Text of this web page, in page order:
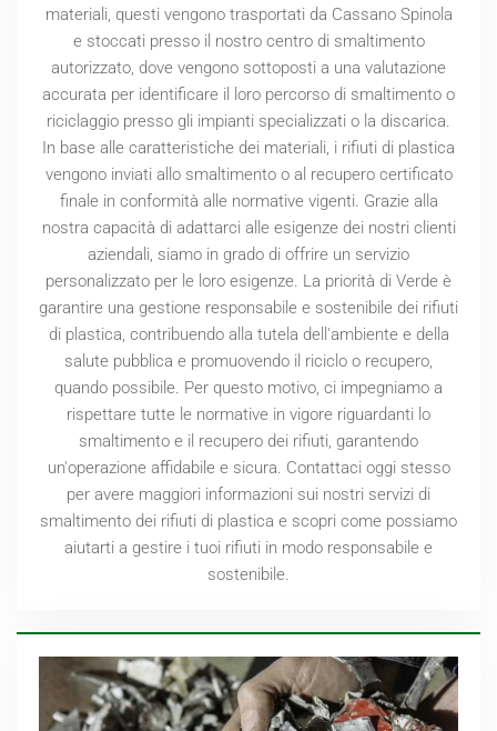
materiali, questi vengono trasportati da Cassano Spinola
e stoccati presso il nostro centro di smaltimento
autorizzato, dove vengono sottoposti a una valutazione
accurata per identificare il loro percorso di smaltimento o
riciclaggio presso gli impianti specializzati o la discarica.
In base alle caratteristiche dei materiali, i rifiuti di plastica
vengono inviati allo smaltimento o al recupero certificato
finale in conformità alle normative vigenti. Grazie alla
nostra capacità di adattarci alle esigenze dei nostri clienti
aziendali, siamo in grado di offrire un servizio
personalizzato per le loro esigenze. La priorità di Verde è
garantire una gestione responsabile e sostenibile dei rifiuti
di plastica, contribuendo alla tutela dell'ambiente e della
salute pubblica e promuovendo il riciclo o recupero,
quando possibile. Per questo motivo, ci impegniamo a
rispettare tutte le normative in vigore riguardanti lo
smaltimento e il recupero dei rifiuti, garantendo
un'operazione affidabile e sicura. Contattaci oggi stesso
per avere maggiori informazioni sui nostri servizi di
smaltimento dei rifiuti di plastica e scopri come possiamo
aiutarti a gestire i tuoi rifiuti in modo responsabile e
sostenibile.